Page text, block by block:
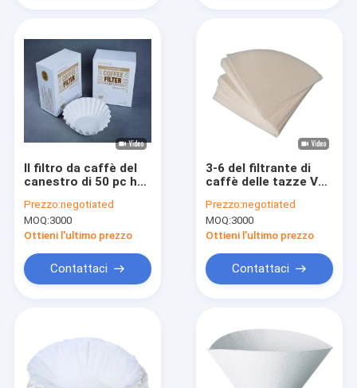
Il filtro da caffè del
canestro di 50 pc ha
canestro di carta
eliminabile per la
macchinetta del
Prezzo:negotiated
MOQ:3000
Ottieni l'ultimo prezzo
Contattaci
3-6 del filtrante di
caffè delle tazze V60
bianco di carta
Prezzo:negotiated
MOQ:3000
Ottieni l'ultimo prezzo
Contattaci